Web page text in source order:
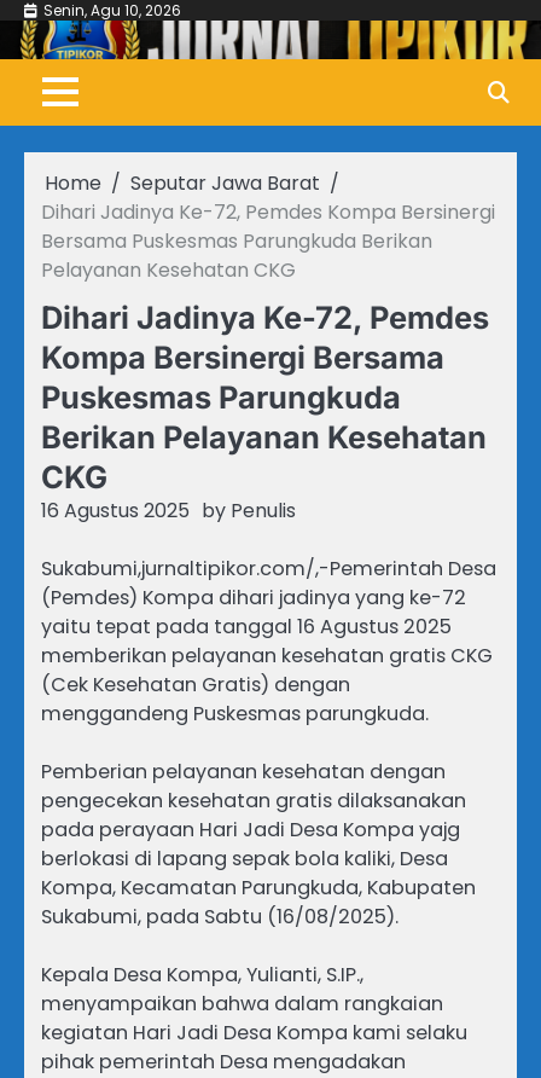
Skip
content
Senin, Agu 10, 2026
Home
Seputar Jawa Barat
Dihari Jadinya Ke-72, Pemdes Kompa Bersinergi
Bersama Puskesmas Parungkuda Berikan
Pelayanan Kesehatan CKG
Dihari Jadinya Ke-72, Pemdes
Kompa Bersinergi Bersama
Puskesmas Parungkuda
Berikan Pelayanan Kesehatan
CKG
16 Agustus 2025 by Penulis
Sukabumi,jurnaltipikor.com/,-Pemerintah Desa
(Pemdes) Kompa dihari jadinya yang ke-72
yaitu tepat pada tanggal 16 Agustus 2025
memberikan pelayanan kesehatan gratis CKG
(Cek Kesehatan Gratis) dengan
menggandeng Puskesmas parungkuda.
Pemberian pelayanan kesehatan dengan
pengecekan kesehatan gratis dilaksanakan
pada perayaan Hari Jadi Desa Kompa yajg
berlokasi di lapang sepak bola kaliki, Desa
Kompa, Kecamatan Parungkuda, Kabupaten
Sukabumi, pada Sabtu (16/08/2025).
Kepala Desa Kompa, Yulianti, S.IP.,
menyampaikan bahwa dalam rangkaian
kegiatan Hari Jadi Desa Kompa kami selaku
pihak pemerintah Desa mengadakan